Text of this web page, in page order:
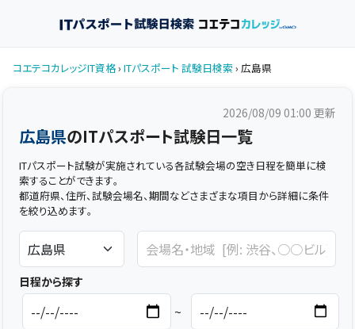
コエテコカレッジIT資格› ITパスポート 試験日検索 › 広島県
2026/08/09 01:00 更新
広島県のITパスポート試験日一覧
ITパスポート試験が実施されている各試験会場の空き日程を簡単に検
索することができます。
都道府県、住所、試験会場名、期間などさまざまな項目から詳細に条件
を絞り込めます。
日程から探す
~